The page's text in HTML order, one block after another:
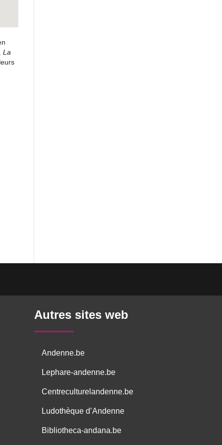
La
Autres sites web
Andenne.be
Lephare-andenne.be
Centreculturelandenne.be
Ludothèque d’Andenne
Bibliotheca-andana.be